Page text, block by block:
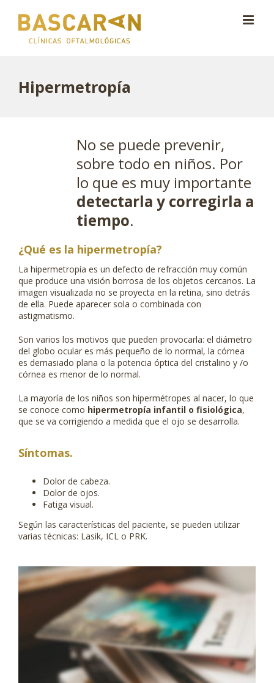
contenido
Hipermetropía
No se puede prevenir,
sobre todo en niños. Por
lo que es muy importante
detectarla y corregirla a
tiempo.
¿Qué es la hipermetropía?
La hipermetropía es un defecto de refracción muy común
que produce una visión borrosa de los objetos cercanos. La
imagen visualizada no se proyecta en la retina, sino detrás
de ella. Puede aparecer sola o combinada con
astigmatismo.
Son varios los motivos que pueden provocarla: el diámetro
del globo ocular es más pequeño de lo normal, la córnea
es demasiado plana o la potencia óptica del cristalino y /o
córnea es menor de lo normal.
La mayoría de los niños son hipermétropes al nacer, lo que
se conoce como hipermetropía infantil o fisiológica,
que se va corrigiendo a medida que el ojo se desarrolla.
Síntomas.
Dolor de cabeza.
Dolor de ojos.
Fatiga visual.
Según las características del paciente, se pueden utilizar
varias técnicas: Lasik, ICL o PRK.